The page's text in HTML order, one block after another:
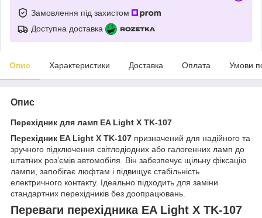
Замовлення під захистом
Доступна доставка
Опис Характеристики Доставка Оплата Умови
Опис
Перехідник для ламп EA Light X TK-107
Перехідник EA Light X TK-107 призначений для надійного та
зручного підключення світлодіодних або галогенних ламп до
штатних розʼємів автомобіля. Він забезпечує щільну фіксацію
лампи, запобігає люфтам і підвищує стабільність
електричного контакту. Ідеально підходить для заміни
стандартних перехідників без доопрацювань.
Переваги перехідника EA Light X TK-107